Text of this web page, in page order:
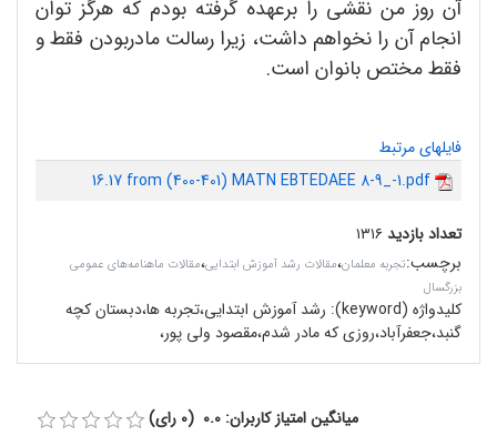
آن روز من نقشی را برعهده گرفته بودم که هرگز توان
انجام آن را نخواهم داشت، زیرا رسالت مادربودن فقط و
فقط مختص بانوان است.
فایلهای مرتبط
16.17 from (400-401) MATN EBTEDAEE 8-9_-1.pdf
تعداد بازدید۱۳۱۶
برچسب:تجربه معلمان،مقالات رشد آموزش ابتدایی،مقالات ماهنامه‌های عمومی
بزرگسال
کلیدواژه (keyword):
رشد آموزش ابتدایی،تجربه ها،دبستان کچه‌
گنبد،جعفرآباد،روزی که مادر شدم،مقصود ولی پور،
میانگین امتیاز کاربران: 0.0 (0 رای)